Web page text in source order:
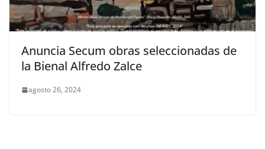
Anuncia Secum obras seleccionadas de
la Bienal Alfredo Zalce
agosto 26, 2024